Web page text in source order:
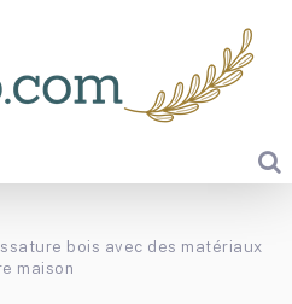
bois avec des matériaux
maison